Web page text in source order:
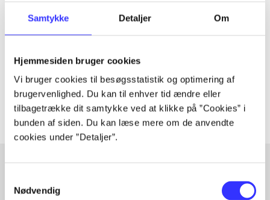
Samtykke Detaljer Om
Hjemmesiden bruger cookies
Vi bruger cookies til besøgsstatistik og optimering af
brugervenlighed. Du kan til enhver tid ændre eller
tilbagetrække dit samtykke ved at klikke på ”Cookies” i
bunden af siden. Du kan læse mere om de anvendte
cookies under ”Detaljer”.
Nødvendig
Artiklen er en del af
Tidsskrift
Artiklerne i handler ofte om
Artikler med samme emner